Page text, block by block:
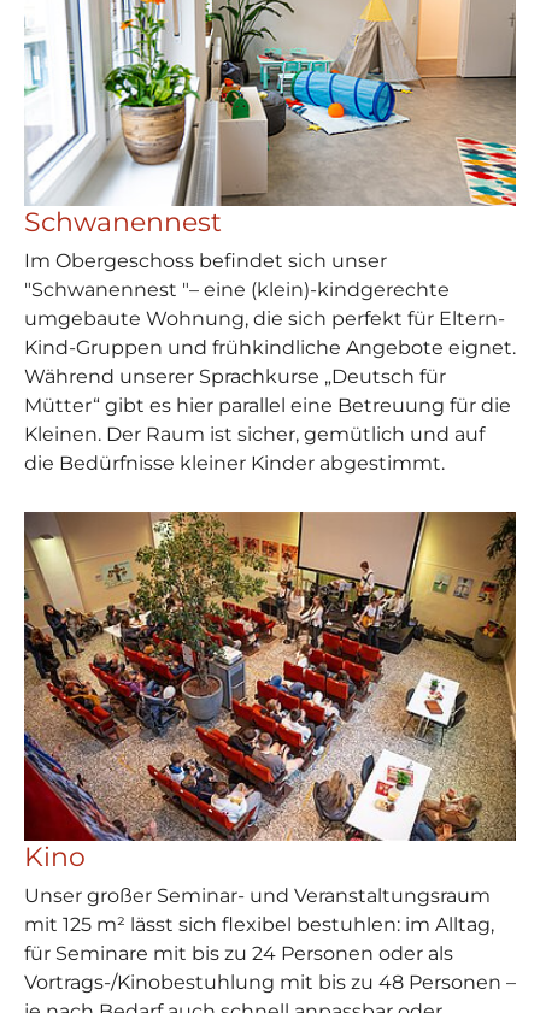
Schwanennest
Im Obergeschoss befindet sich unser
"Schwanennest "– eine (klein)-kindgerechte
umgebaute Wohnung, die sich perfekt für Eltern-
Kind-Gruppen und frühkindliche Angebote eignet.
Während unserer Sprachkurse „Deutsch für
Mütter“ gibt es hier parallel eine Betreuung für die
Kleinen. Der Raum ist sicher, gemütlich und auf
die Bedürfnisse kleiner Kinder abgestimmt.
Kino
Unser großer Seminar- und Veranstaltungsraum
mit 125 m² lässt sich flexibel bestuhlen: im Alltag,
für Seminare mit bis zu 24 Personen oder als
Vortrags-/Kinobestuhlung mit bis zu 48 Personen –